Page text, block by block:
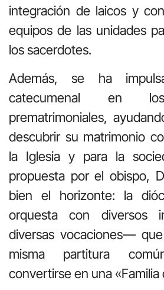
integración de laicos y
equipos de las unidades
los sacerdotes.
Además, se ha
catecumenal en
prematrimoniales,
descubrir su matrimonio
la Iglesia y para la
propuesta por el obispo,
bien el horizonte: la
orquesta con diversos
diversas vocaciones—
misma partitura
convertirse en una «Familia